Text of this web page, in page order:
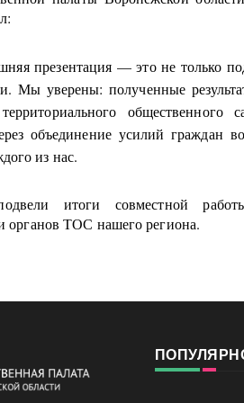
презентация — это не только
Мы уверены: полученные
объединение усилий граждан
из нас.
итоги совместной
органов ТОС нашего региона.